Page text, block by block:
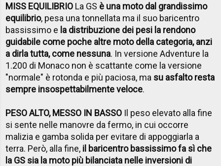
MISS EQUILIBRIO La GS è una moto dal grandissimo
equilibrio, pesa una tonnellata ma il suo baricentro
bassissimo e la distribuzione dei pesi la rendono
guidabile come poche altre moto della categoria, anzi
a dirla tutta, come nessuna. In versione Adventure la
1.200 di Monaco non è scattante come la versione
"normale" è rotonda e più paciosa, ma su asfalto resta
sempre insospettabilmente veloce.
PESO ALTO, MESSO IN BASSO Il peso elevato alla fine
si sente nelle manovre da fermo, in cui occorre
malizia e gamba solida per evitare di appoggiarla a
terra. Però, alla fine, il baricentro bassissimo fa sì che
la GS sia la moto più bilanciata nelle inversioni di